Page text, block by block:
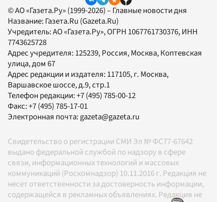
© АО «Газета.Ру» (1999-2026) – Главные новости дня
Название: Газета.Ru (Gazeta.Ru)
Учредитель:АО «Газета.Ру», ОГРН 1067761730376, ИНН
7743625728
Адрес учредителя: 125239, Россия, Москва, Коптевская
улица, дом 67
Адрес редакции и издателя: 117105, г. Москва,
Варшавское шоссе, д.9, стр.1
Телефон редакции:+7 (495) 785-00-12
Факс:+7 (495) 785-17-01
Электронная почта:gazeta@gazeta.ru
Свидетельство о регистрации СМИ Эл № ФС77-67642
выдано федеральной службой по надзору в сфере
связи, информационных технологий и массовых
коммуникаций (Роскомнадзор) 10.11.2016 г. Редакция не
несет ответственности за достоверность информации,
содержащейся в рекламных объявлениях. Редакция не